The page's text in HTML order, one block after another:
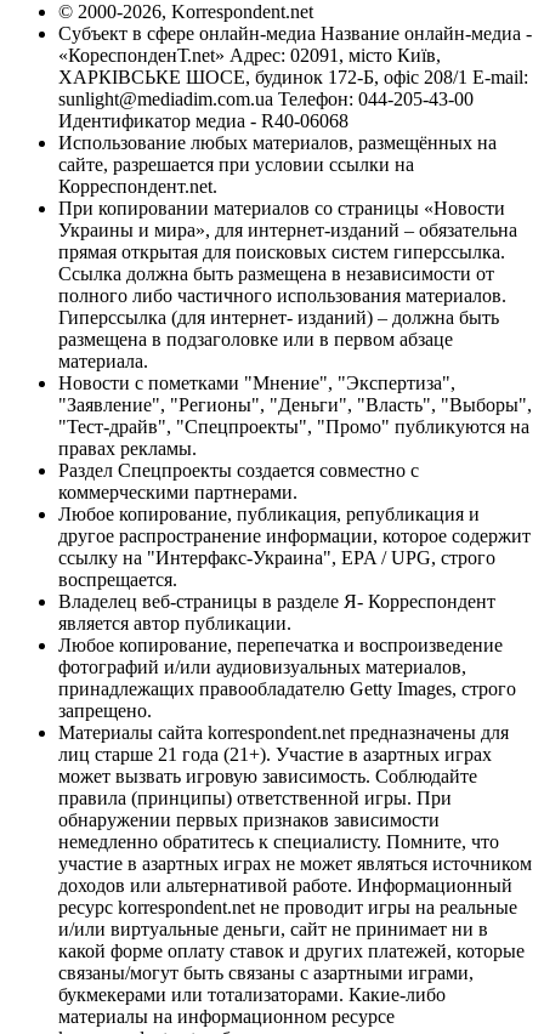
© 2000-2026, Korrespondent.net
Субъект в сфере онлайн-медиа Название онлайн-медиа -
«КореспонденТ.net» Адрес: 02091, місто Київ,
ХАРКІВСЬКЕ ШОСЕ, будинок 172-Б, офіс 208/1 E-mail:
sunlight@mediadim.com.ua Телефон: 044-205-43-00
Идентификатор медиа - R40-06068
Использование любых материалов, размещённых на
сайте, разрешается при условии ссылки на
Корреспондент.net.
При копировании материалов со страницы «Новости
Украины и мира», для интернет-изданий – обязательна
прямая открытая для поисковых систем гиперссылка.
Ссылка должна быть размещена в независимости от
полного либо частичного использования материалов.
Гиперссылка (для интернет- изданий) – должна быть
размещена в подзаголовке или в первом абзаце
материала.
Новости с пометками "Мнение", "Экспертиза",
"Заявление", "Регионы", "Деньги", "Власть", "Выборы",
"Тест-драйв", "Спецпроекты", "Промо" публикуются на
правах рекламы.
Раздел Спецпроекты создается совместно с
коммерческими партнерами.
Любое копирование, публикация, републикация и
другое распространение информации, которое содержит
ссылку на "Интерфакс-Украина", EPA / UPG, строго
воспрещается.
Владелец веб-страницы в разделе Я- Корреспондент
является автор публикации.
Любое копирование, перепечатка и воспроизведение
фотографий и/или аудиовизуальных материалов,
принадлежащих правообладателю Getty Images, строго
запрещено.
Материалы сайта korrespondent.net предназначены для
лиц старше 21 года (21+). Участие в азартных играх
может вызвать игровую зависимость. Соблюдайте
правила (принципы) ответственной игры. При
обнаружении первых признаков зависимости
немедленно обратитесь к специалисту. Помните, что
участие в азартных играх не может являться источником
доходов или альтернативой работе. Информационный
ресурс korrespondent.net не проводит игры на реальные
и/или виртуальные деньги, сайт не принимает ни в
какой форме оплату ставок и других платежей, которые
связаны/могут быть связаны с азартными играми,
букмекерами или тотализаторами. Какие-либо
материалы на информационном ресурсе